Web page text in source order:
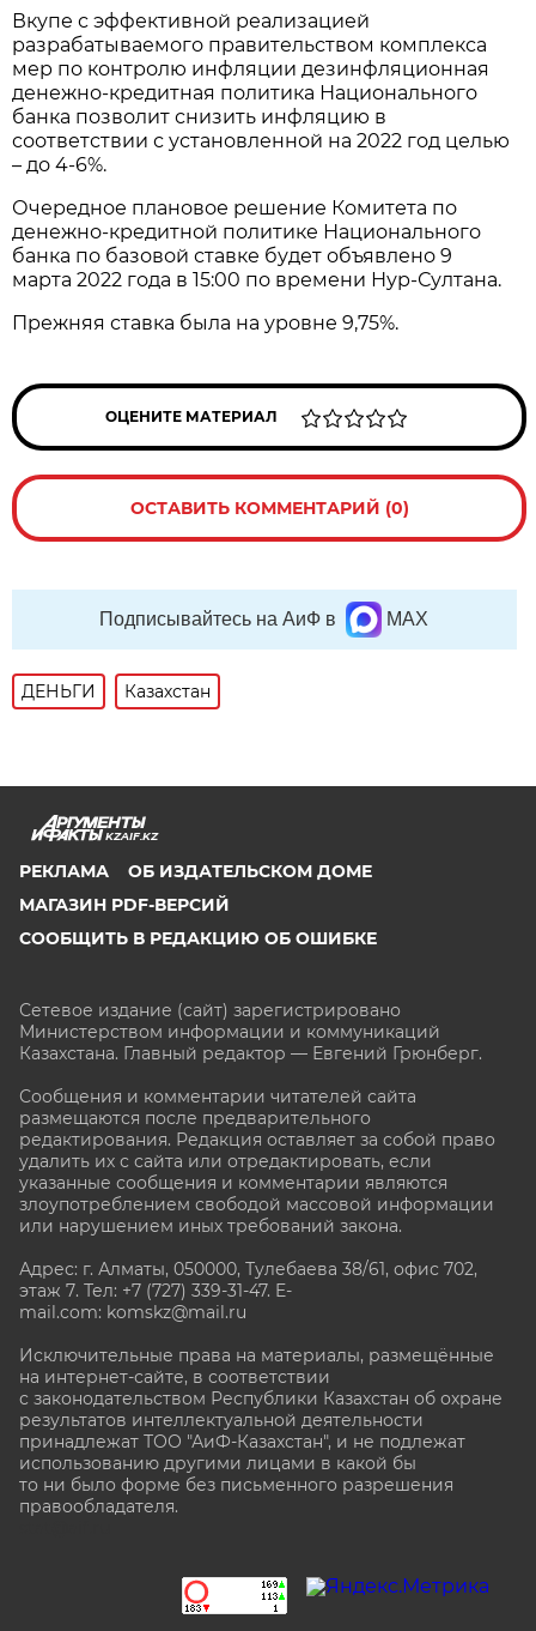
Вкупе с эффективной реализацией
разрабатываемого правительством комплекса
мер по контролю инфляции дезинфляционная
денежно-кредитная политика Национального
банка позволит снизить инфляцию в
соответствии с установленной на 2022 год целью
– до 4-6%.
Очередное плановое решение Комитета по
денежно-кредитной политике Национального
банка по базовой ставке будет объявлено 9
марта 2022 года в 15:00 по времени Нур-Султана.
Прежняя ставка была на уровне 9,75%.
ОЦЕНИТЕ МАТЕРИАЛ
ОСТАВИТЬ КОММЕНТАРИЙ (0)
Подписывайтесь на АиФ в MAX
ДЕНЬГИ Казахстан
KZAIF.KZ
РЕКЛАМА
ОБ ИЗДАТЕЛЬСКОМ ДОМЕ
МАГАЗИН PDF-ВЕРСИЙ
СООБЩИТЬ В РЕДАКЦИЮ ОБ ОШИБКЕ
Сетевое издание (сайт) зарегистрировано
Министерством информации и коммуникаций
Казахстана. Главный редактор — Евгений Грюнберг.
Сообщения и комментарии читателей сайта
размещаются после предварительного
редактирования. Редакция оставляет за собой право
удалить их с сайта или отредактировать, если
указанные сообщения и комментарии являются
злоупотреблением свободой массовой информации
или нарушением иных требований закона.
Адрес: г. Алматы, 050000, Тулебаева 38/61, офис 702,
этаж 7. Тел: +7 (727) 339-31-47. E-
mail.com: komskz@mail.ru
Исключительные права на материалы, размещённые
на интернет-сайте, в соответствии
с законодательством Республики Казахстан об охране
результатов интеллектуальной деятельности
принадлежат ТОО "АиФ-Казахстан", и не подлежат
использованию другими лицами в какой бы
то ни было форме без письменного разрешения
правообладателя.